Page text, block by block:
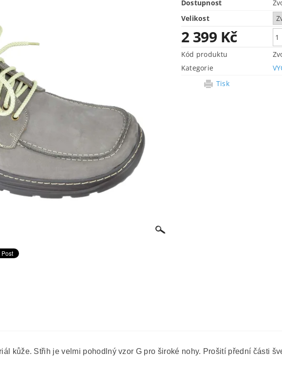
Dostupnost
Velikost
2 399 Kč
Kód produktu
Kategorie
Tisk
kůže. Střih je velmi pohodlný vzor G pro široké nohy. Prošití přední části